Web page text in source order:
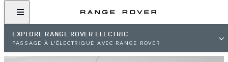
EXPLORE RANGE ROVER ELECTRIC
PASSAGE À L’ÉLECTRIQUE AVEC RANGE ROVER